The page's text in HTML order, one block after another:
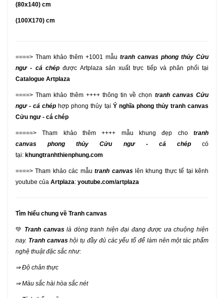
(80x140) cm
(100X170) cm
====> Tham khảo thêm +1001 mẫu tranh canvas phong thủy Cửu
ngư - cá chépđược Artplaza sản xuất trực tiếp và phân phối tại
Catalogue Artplaza
====> Tham khảo thêm ++++ thông tin về chọn tranh canvasCửu
ngư - cá chép hợp phong thủy tại Ý nghĩa phong thủy tranh canvas
Cửu ngư - cá chép
=====> Tham khảo thêm ++++ mẫu khung đẹp cho tranh
canvas phong thủyCửu ngư - cá chépcó
tại: khungtranhthienphung.com
====> Tham khảo các mẫutranh canvaslên khung thực tế tại kênh
youtube của Artplaza: youtube.com/artplaza
Tìm hiểu chung về Tranh canvas
💚 Tranh canvaslà dòng tranh hiện đại đang được ưa chuộng hiện
nay. Tranh canvashội tụ đầy đủ các yếu tố để làm nên một tác phẩm
nghệ thuật đặc sắc như:
⇒ Độ chân thực
⇒ Màu sắc hài hòa sắc nét